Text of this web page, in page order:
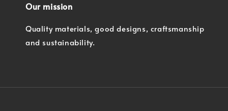
Our mission
Quality materials, good designs, craftsmanship
and sustainability.